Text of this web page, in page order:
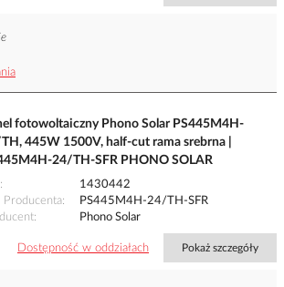
fotowoltaiczny Phono Solar PS445M4H-
445W 1500V, half-cut rama srebrna |
24/TH-SFR PHONO SOLAR
1430442
Producenta
PS445M4H-24/TH-SFR
Phono Solar
Dostępność w oddziałach Pokaż szczegóły